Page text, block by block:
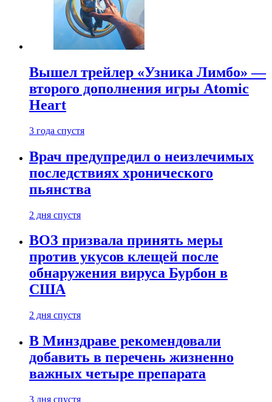
Вышел трейлер «Узника Лимбо» —
второго дополнения игры Atomic
Heart
3 года спустя
Врач предупредил о неизлечимых
последствиях хронического
пьянства
2 дня спустя
ВОЗ призвала принять меры
против укусов клещей после
обнаружения вируса Бурбон в
США
2 дня спустя
В Минздраве рекомендовали
добавить в перечень жизненно
важных четыре препарата
3 дня спустя